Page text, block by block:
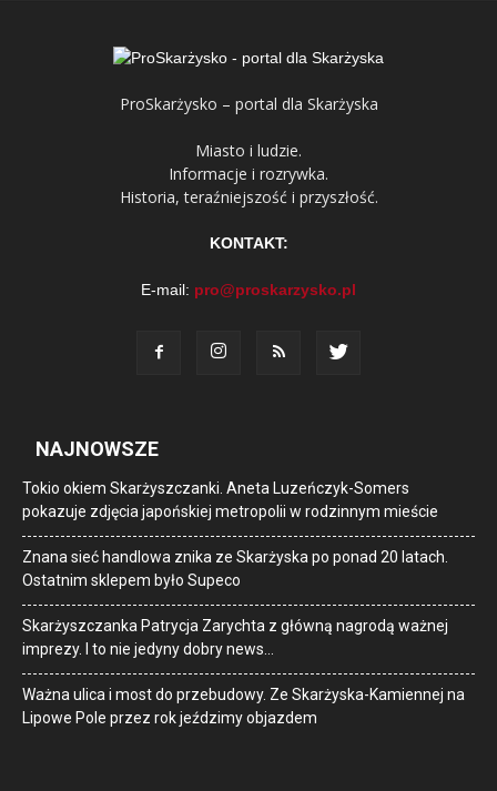
ProSkarżysko – portal dla Skarżyska
Miasto i ludzie.
Informacje i rozrywka.
Historia, teraźniejszość i przyszłość.
KONTAKT:
E-mail: pro@proskarzysko.pl
NAJNOWSZE
Tokio okiem Skarżyszczanki. Aneta Luzeńczyk-Somers
pokazuje zdjęcia japońskiej metropolii w rodzinnym mieście
Znana sieć handlowa znika ze Skarżyska po ponad 20 latach.
Ostatnim sklepem było Supeco
Skarżyszczanka Patrycja Zarychta z główną nagrodą ważnej
imprezy. I to nie jedyny dobry news…
Ważna ulica i most do przebudowy. Ze Skarżyska-Kamiennej na
Lipowe Pole przez rok jeździmy objazdem